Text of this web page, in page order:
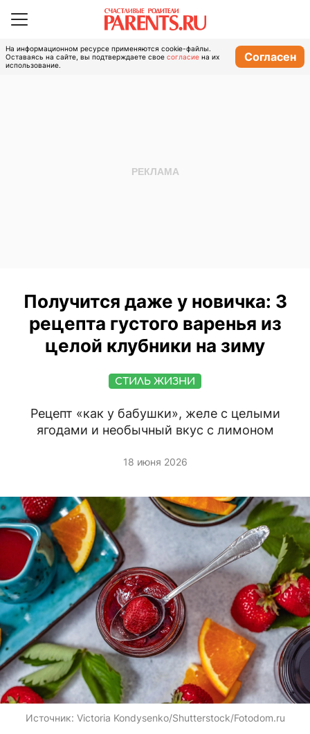
На информационном ресурсе применяются cookie-файлы.
Оставаясь на сайте, вы подтверждаете свое согласие на их
использование.
Согласен
Получится даже у новичка: 3
рецепта густого варенья из
целой клубники на зиму
СТИЛЬ ЖИЗНИ
Рецепт «как у бабушки», желе с целыми
ягодами и необычный вкус с лимоном
18 июня 2026
Источник: Victoria Kondysenko/Shutterstock/Fotodom.ru